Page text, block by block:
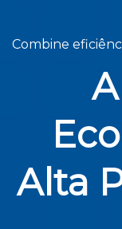
Combine
Alta